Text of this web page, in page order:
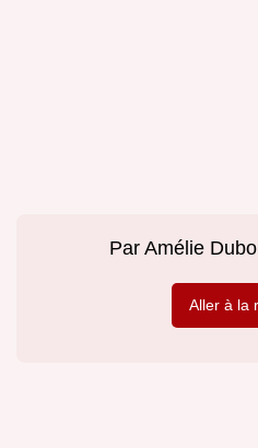
Par Amélie
Aller à la